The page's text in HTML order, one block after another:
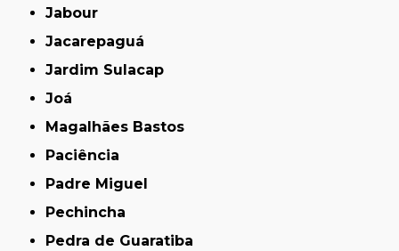
Jabour
Jacarepaguá
Jardim Sulacap
Joá
Magalhães Bastos
Paciência
Padre Miguel
Pechincha
Pedra de Guaratiba